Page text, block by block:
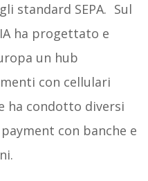
standard SEPA. Sul
ha progettato e
un hub
con cellulari
ha condotto diversi
con banche e